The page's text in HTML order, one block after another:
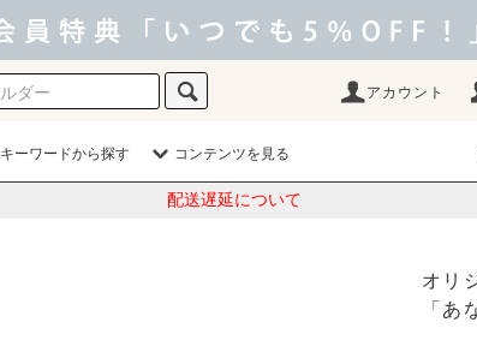
アカウント
キーワードから探す コンテンツを見る
配送遅延について
オリ
「あ